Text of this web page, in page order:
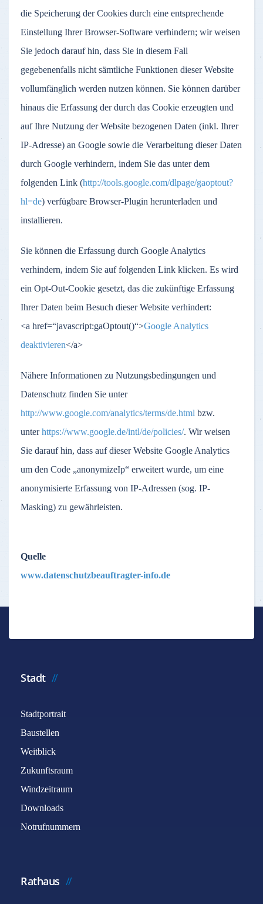
die Speicherung der Cookies durch eine entsprechende
Einstellung Ihrer Browser-Software verhindern; wir weisen
Sie jedoch darauf hin, dass Sie in diesem Fall
gegebenenfalls nicht sämtliche Funktionen dieser Website
vollumfänglich werden nutzen können. Sie können darüber
hinaus die Erfassung der durch das Cookie erzeugten und
auf Ihre Nutzung der Website bezogenen Daten (inkl. Ihrer
IP-Adresse) an Google sowie die Verarbeitung dieser Daten
durch Google verhindern, indem Sie das unter dem
folgenden Link (http://tools.google.com/dlpage/gaoptout?
hl=de) verfügbare Browser-Plugin herunterladen und
installieren.
Sie können die Erfassung durch Google Analytics
verhindern, indem Sie auf folgenden Link klicken. Es wird
ein Opt-Out-Cookie gesetzt, das die zukünftige Erfassung
Ihrer Daten beim Besuch dieser Website verhindert:
<a href=“javascript:gaOptout()“>Google Analytics
deaktivieren</a>
Nähere Informationen zu Nutzungsbedingungen und
Datenschutz finden Sie unter
http://www.google.com/analytics/terms/de.html bzw.
unterhttps://www.google.de/intl/de/policies/. Wir weisen
Sie darauf hin, dass auf dieser Website Google Analytics
um den Code „anonymizeIp“ erweitert wurde, um eine
anonymisierte Erfassung von IP-Adressen (sog. IP-
Masking) zu gewährleisten.
Quelle
www.datenschutzbeauftragter-info.de
Stadt
Stadtportrait
Baustellen
Weitblick
Zukunftsraum
Windzeitraum
Downloads
Notrufnummern
Rathaus